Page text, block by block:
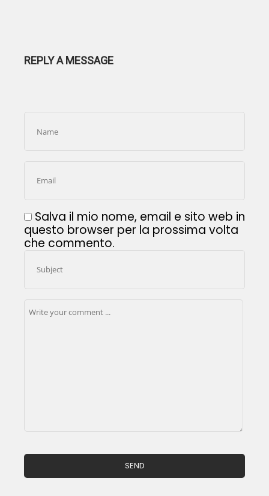
REPLY A MESSAGE
Salva il mio nome, email e sito web in
questo browser per la prossima volta
che commento.